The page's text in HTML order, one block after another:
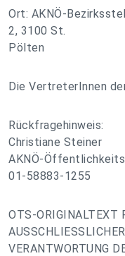
Ort: AKNÖ-
2, 3100 St.
Pölten
Die VertreterInnen
Rückfragehinweis:
Christiane Steiner
AKNÖ-
01-58883-1255
OTS-ORIGINALTEXT
VERANTWORTUNG